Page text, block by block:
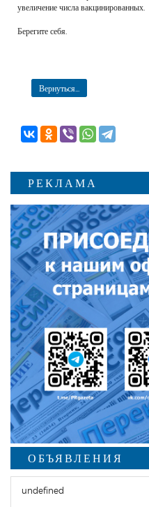
увеличение числа вакцинированных.
Берегите себя.
Вернуться...
РЕКЛАМА
ОБЪЯВЛЕНИЯ
undefined